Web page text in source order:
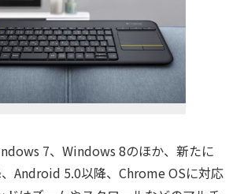
7、Windows 8のほか、新たに
Android 5.0以降、Chrome OSに対応